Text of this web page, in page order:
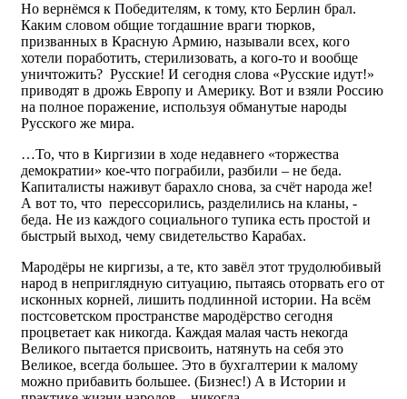
Но вернёмся к Победителям, к тому, кто Берлин брал.
Каким словом общие тогдашние враги тюрков,
призванных в Красную Армию, называли всех, кого
хотели поработить, стерилизовать, а кого-то и вообще
уничтожить? Русские! И сегодня слова «Русские идут!»
приводят в дрожь Европу и Америку. Вот и взяли Россию
на полное поражение, используя обманутые народы
Русского же мира.
…То, что в Киргизии в ходе недавнего «торжества
демократии» кое-что пограбили, разбили – не беда.
Капиталисты наживут барахло снова, за счёт народа же!
А вот то, что перессорились, разделились на кланы, -
беда. Не из каждого социального тупика есть простой и
быстрый выход, чему свидетельство Карабах.
Мародёры не киргизы, а те, кто завёл этот трудолюбивый
народ в неприглядную ситуацию, пытаясь оторвать его от
исконных корней, лишить подлинной истории. На всём
постсоветском пространстве мародёрство сегодня
процветает как никогда. Каждая малая часть некогда
Великого пытается присвоить, натянуть на себя это
Великое, всегда большее. Это в бухгалтерии к малому
можно прибавить большее. (Бизнес!) А в Истории и